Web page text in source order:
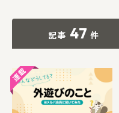
記事 47 件